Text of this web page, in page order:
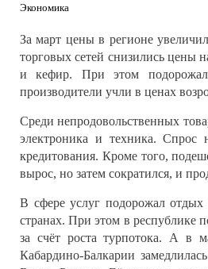
Экономика
За март цены в регионе
торговых сетей снизились цены
и кефир. При этом
производители учли в ценах
Среди непродовольственных
электроника и техника. Спрос
кредитования. Кроме того,
вырос, но затем сократился, и
В сфере услуг подорожал
странах. При этом в республике
за счёт роста турпотока. А в
Кабардино‑Балкарии